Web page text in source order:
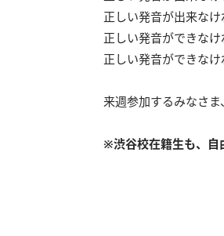
正しい発音が出来な
正しい発音ができなけ
正しい発音ができな
来週参加するみなさま
※渋谷校在籍生も、自